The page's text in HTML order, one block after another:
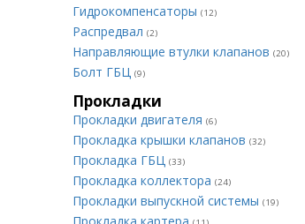
Гидрокомпенсаторы (12)
Распредвал (2)
Направляющие втулки клапанов (20)
Болт ГБЦ (9)
Прокладки
Прокладки двигателя (6)
Прокладка крышки клапанов (32)
Прокладка ГБЦ (33)
Прокладка коллектора (24)
Прокладки выпускной системы (19)